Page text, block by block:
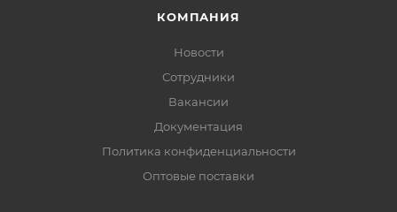
КОМПАНИЯ
Новости
Сотрудники
Вакансии
Документация
Политика конфиденциальности
Оптовые поставки